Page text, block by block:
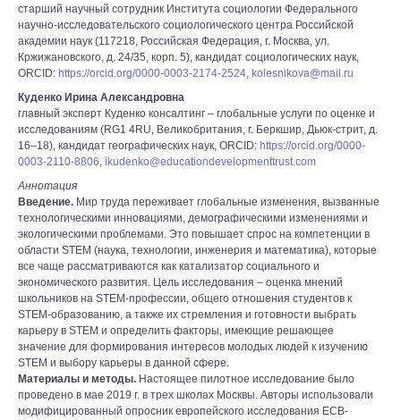
старший научный сотрудник Института социологии Федерального
научно-исследовательского социологического центра Российской
академии наук (117218, Российская Федерация, г. Москва, ул.
Кржижановского, д. 24/35, корп. 5), кандидат социологических наук,
ORCID: https://orcid.org/0000-0003-2174-2524, kolesnikova@mail.ru
Куденко Ирина Александровна
главный эксперт Куденко консалтинг – глобальные услуги по оценке и
исследованиям (RG1 4RU, Великобритания, г. Беркшир, Дьюк-стрит, д.
16–18), кандидат географических наук, ORCID: https://orcid.org/0000-
0003-2110-8806, ikudenko@educationdevelopmenttrust.com
Аннотация
Введение. Мир труда переживает глобальные изменения, вызванные
технологическими инновациями, демографическими изменениями и
экологическими проблемами. Это повышает спрос на компетенции в
области STEM (наука, технологии, инженерия и математика), которые
все чаще рассматриваются как катализатор социального и
экономического развития. Цель исследования – оценка мнений
школьников на STEM-профессии, общего отношения студентов к
STEM-образованию, а также их стремления и готовности выбрать
карьеру в STEM и определить факторы, имеющие решающее
значение для формирования интересов молодых людей к изучению
STEM и выбору карьеры в данной сфере.
Материалы и методы. Настоящее пилотное исследование было
проведено в мае 2019 г. в трех школах Москвы. Авторы использовали
модифицированный опросник европейского исследования ECB-